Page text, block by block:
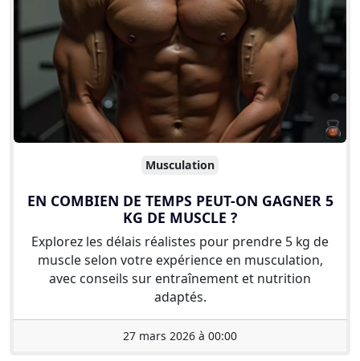
Musculation
EN COMBIEN DE TEMPS PEUT-ON GAGNER 5
KG DE MUSCLE ?
Explorez les délais réalistes pour prendre 5 kg de
muscle selon votre expérience en musculation,
avec conseils sur entraînement et nutrition
adaptés.
27 mars 2026 à 00:00